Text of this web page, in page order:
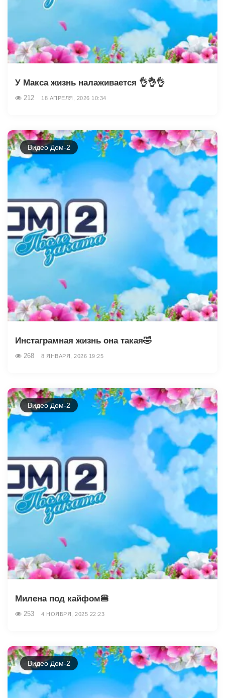
У Макса жизнь налаживается 👌👌👌
212 18 АПРЕЛЯ, 2026 10:34
Видео Дом-2
Инстаграмная жизнь она такая🤣
268 8 ЯНВАРЯ, 2026 19:25
Видео Дом-2
Милена под кайфом🍔
253 4 НОЯБРЯ, 2025 22:23
Видео Дом-2